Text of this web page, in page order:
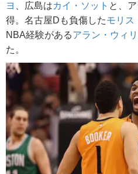
ヨ
、広島はカイ・ソット と、
得。名古屋Dも負傷したモリス
NBA経験があるアラン・ウィ
た。